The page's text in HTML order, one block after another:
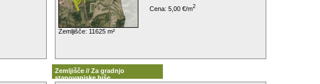
Zemljišče: 11625 m²
Cena: 5,00 €/m2
Zemljišče // Za gradnjo
stanovanjske hiše